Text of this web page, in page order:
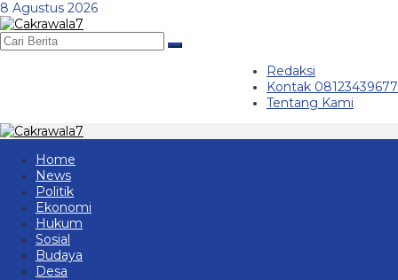
Lewati
ke
konten
8 Agustus 2026
Redaksi
Kontak 08123439677
Tentang Kami
Home
News
Politik
Ekonomi
Hukum
Sosial
Budaya
Desa